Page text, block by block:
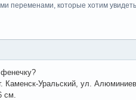
переменами, которые хотим
Каменск-Уральский, ул.
см.